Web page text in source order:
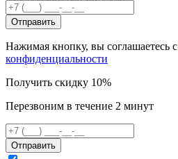
Отправить
Нажимая кнопку, вы соглашаетесь с
конфиденциальности
Получить скидку 10%
Перезвоним в течение 2 минут
Отправить